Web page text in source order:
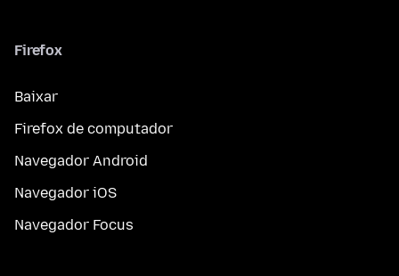
Firefox
Baixar
Firefox de computador
Navegador Android
Navegador iOS
Navegador Focus